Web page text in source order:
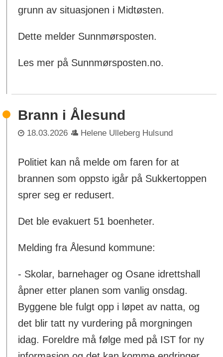
grunn av situasjonen i Midtøsten.
Dette melder Sunnmørsposten.
Les mer på Sunnmørsposten.no.
Brann i Ålesund
18.03.2026 Helene Ulleberg Hulsund
Politiet kan nå melde om faren for at
brannen som oppsto igår på Sukkertoppen
sprer seg er redusert.
Det ble evakuert 51 boenheter.
Melding fra Ålesund kommune:
- Skolar, barnehager og Osane idrettshall
åpner etter planen som vanlig onsdag.
Byggene ble fulgt opp i løpet av natta, og
det blir tatt ny vurdering på morgningen
idag. Foreldre må følge med på IST for ny